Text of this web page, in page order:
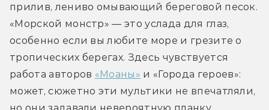
прилив, лениво омывающий береговой песок.
«Морской монстр» — это услада для глаз,
особенно если вы любите море и грезите о
тропических берегах. Здесь чувствуется
работа авторов «Моаны» и «Города героев»:
может, сюжетно эти мультики не впечатляли,
но они задавали невероятную планку